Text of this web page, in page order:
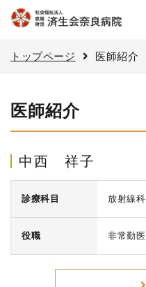
トップページ 医師紹介
医師紹介
中西 祥子
診療科目 放射線科
役職 非常勤医